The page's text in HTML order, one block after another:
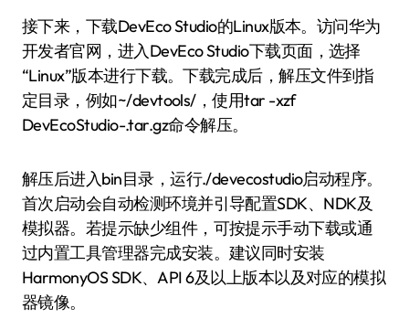
接下来，下载DevEco Studio的Linux版本。访问华为
开发者官网，进入DevEco Studio下载页面，选择
“Linux”版本进行下载。下载完成后，解压文件到指
定目录，例如~/devtools/，使用tar -xzf
DevEcoStudio-.tar.gz命令解压。
解压后进入bin目录，运行./devecostudio启动程序。
首次启动会自动检测环境并引导配置SDK、NDK及
模拟器。若提示缺少组件，可按提示手动下载或通
过内置工具管理器完成安装。建议同时安装
HarmonyOS SDK、API 6及以上版本以及对应的模拟
器镜像。